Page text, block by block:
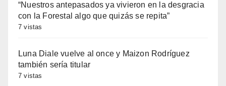
“Nuestros antepasados ya vivieron en la desgracia
con la Forestal algo que quizás se repita”
7 vistas
Luna Diale vuelve al once y Maizon Rodríguez
también sería titular
7 vistas